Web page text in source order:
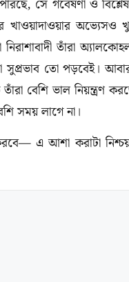
সে গবেষণা ও
খাওয়াদাওয়ার অভ্যেসও
তাঁরা
সুপ্রভাব তো পড়বেই।
বেশি ভাল নিয়ন্ত্রণ
সময় লাগে না।
এ আশা করাটা